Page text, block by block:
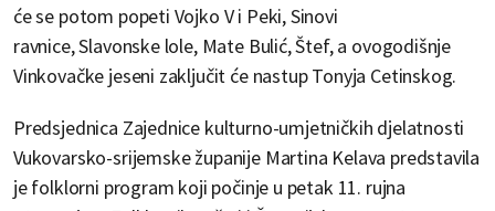
će se potom popeti Vojko V i Peki, Sinovi
ravnice, Slavonske lole, Mate Bulić, Štef, a ovogodišnje
Vinkovačke jeseni zaključit će nastup Tonyja Cetinskog.
Predsjednica Zajednice kulturno-umjetničkih djelatnosti
Vukovarsko-srijemske županije Martina Kelava predstavila
je folklorni program koji počinje u petak 11. rujna